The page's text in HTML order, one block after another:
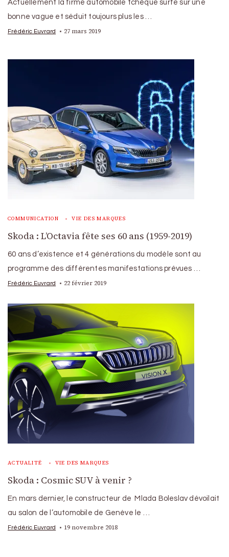
Actuellement la firme automobile tchèque surfe sur une
bonne vague et séduit toujours plus les …
Frédéric Euvrard 27 mars 2019
COMMUNICATION VIE DES MARQUES
Skoda : L’Octavia fête ses 60 ans (1959-2019)
60 ans d’existence et 4 générations du modèle sont au
programme des différentes manifestations prévues …
Frédéric Euvrard 22 février 2019
ACTUALITÉ VIE DES MARQUES
Skoda : Cosmic SUV à venir ?
En mars dernier, le constructeur de Mlada Boleslav dévoilait
au salon de l’automobile de Genève le …
Frédéric Euvrard 19 novembre 2018